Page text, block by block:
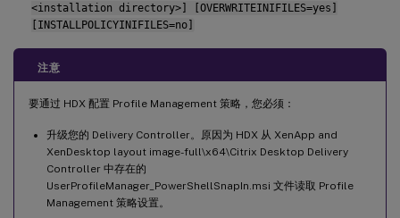
<installation directory>] [OVERWRITEINIFILES=yes]
[INSTALLPOLICYINIFILES=no]
注意
要通过 HDX 配置 Profile Management 策略，您必须：
升级您的 Delivery Controller。原因为 HDX 从 XenApp and
XenDesktop layout image-full\x64\Citrix Desktop Delivery
Controller 中存在的
UserProfileManager_PowerShellSnapIn.msi 文件读取 Profile
Management 策略设置。